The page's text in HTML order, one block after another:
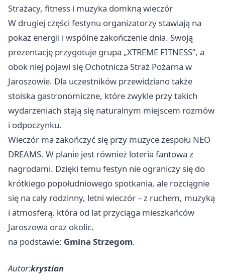
Strażacy, fitness i muzyka domkną wieczór
W drugiej części festynu organizatorzy stawiają na
pokaz energii i wspólne zakończenie dnia. Swoją
prezentację przygotuje grupa „XTREME FITNESS”, a
obok niej pojawi się Ochotnicza Straż Pożarna w
Jaroszowie. Dla uczestników przewidziano także
stoiska gastronomiczne, które zwykle przy takich
wydarzeniach stają się naturalnym miejscem rozmów
i odpoczynku.
Wieczór ma zakończyć się przy muzyce zespołu NEO
DREAMS. W planie jest również loteria fantowa z
nagrodami. Dzięki temu festyn nie ograniczy się do
krótkiego popołudniowego spotkania, ale rozciągnie
się na cały rodzinny, letni wieczór – z ruchem, muzyką
i atmosferą, która od lat przyciąga mieszkańców
Jaroszowa oraz okolic.
na podstawie: Gmina Strzegom.
Autor:krystian